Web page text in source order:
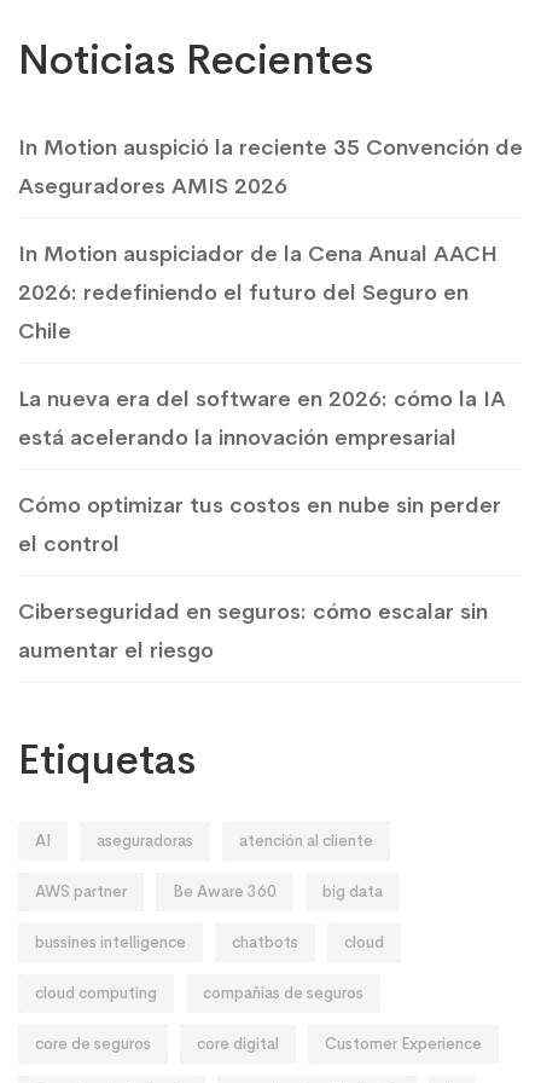
Noticias Recientes
In Motion auspició la reciente 35 Convención de
Aseguradores AMIS 2026
In Motion auspiciador de la Cena Anual AACH
2026: redefiniendo el futuro del Seguro en
Chile
La nueva era del software en 2026: cómo la IA
está acelerando la innovación empresarial
Cómo optimizar tus costos en nube sin perder
el control
Ciberseguridad en seguros: cómo escalar sin
aumentar el riesgo
Etiquetas
AI aseguradoras atención al cliente
AWS partner Be Aware 360 big data
bussines intelligence chatbots cloud
cloud computing compañias de seguros
core de seguros core digital Customer Experience